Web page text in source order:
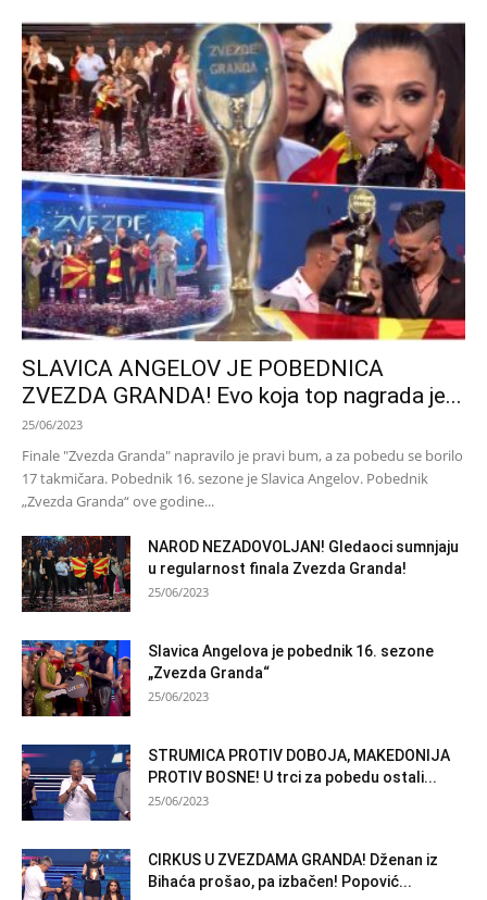
SLAVICA ANGELOV JE POBEDNICA
ZVEZDA GRANDA! Evo koja top nagrada je...
25/06/2023
Finale "Zvezda Granda" napravilo je pravi bum, a za pobedu se borilo
17 takmičara. Pobednik 16. sezone je Slavica Angelov. Pobednik
„Zvezda Granda“ ove godine...
NAROD NEZADOVOLJAN! Gledaoci sumnjaju
u regularnost finala Zvezda Granda!
25/06/2023
Slavica Angelova je pobednik 16. sezone
„Zvezda Granda“
25/06/2023
STRUMICA PROTIV DOBOJA, MAKEDONIJA
PROTIV BOSNE! U trci za pobedu ostali...
25/06/2023
CIRKUS U ZVEZDAMA GRANDA! Dženan iz
Bihaća prošao, pa izbačen! Popović...